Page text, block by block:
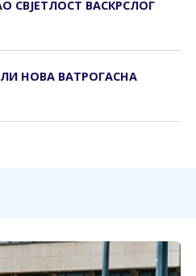
СВЈЕТЛОСТ ВАСКРСЛОГ
НОВА ВАТРОГАСНА